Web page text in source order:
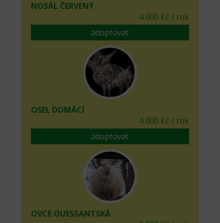
NOSÁL ČERVENÝ
4 000 Kč / rok
adoptovat
OSEL DOMÁCÍ
4 000 Kč / rok
adoptovat
OVCE OUESSANTSKÁ